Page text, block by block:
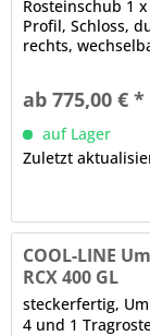
Rosteinschub 1
Profil, Schloss,
rechts,
Abtauung,
ab 775,00 € *
auf Lager
Zuletzt
COOL-LINE
RCX 400 GL
steckerfertig,
4 und 1